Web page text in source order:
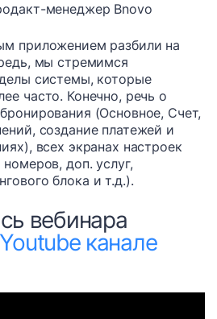
менеджер Bnovo
приложением разбили на
мы стремимся
системы, которые
часто. Конечно, речь о
(Основное, Счет,
создание платежей и
всех экранах настроек
доп. услуг,
блока и т.д.).
вебинара
Youtube канале